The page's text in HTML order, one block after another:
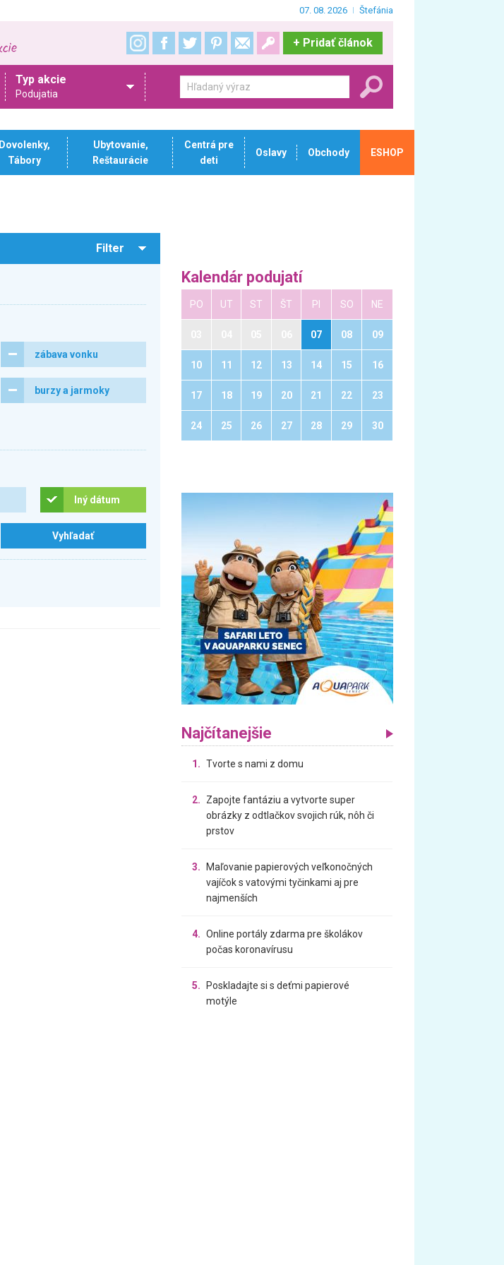
07. 08. 2026 Štefánia
+ Pridať článok
Typ akcie
Podujatia
Dovolenky,
Tábory
Ubytovanie,
Reštaurácie
Centrá pre
deti
Oslavy Obchody ESHOP
Filter
zábava vonku
burzy a jarmoky
Iný dátum
Kalendár podujatí
PO UT ST ŠT PI SO NE
07 08 09
10 11 12 13 14 15 16
17 18 19 20 21 22 23
24 25 26 27 28 29 30
Najčítanejšie
1. Tvorte s nami z domu
2.
Zapojte fantáziu a vytvorte super
obrázky z odtlačkov svojich rúk, nôh či
prstov
3.
Maľovanie papierových veľkonočných
vajíčok s vatovými tyčinkami aj pre
najmenších
4. Online portály zdarma pre školákov
počas koronavírusu
5.
Poskladajte si s deťmi papierové
motýle